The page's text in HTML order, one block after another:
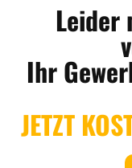
Leider
Ihr
JETZT